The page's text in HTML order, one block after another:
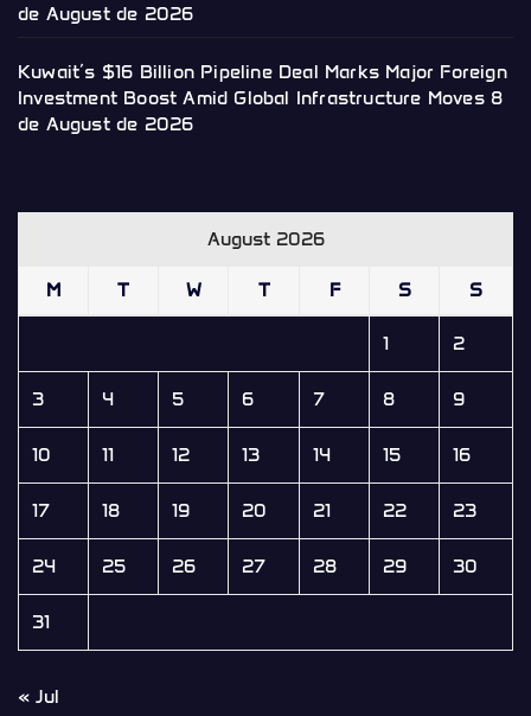
de August de 2026
Kuwait’s $16 Billion Pipeline Deal Marks Major Foreign
Investment Boost Amid Global Infrastructure Moves 8
de August de 2026
August 2026
M T W T F S S
1 2
3 4 5 6 7 8 9
10 11 12 13 14 15 16
17 18 19 20 21 22 23
24 25 26 27 28 29 30
31
« Jul